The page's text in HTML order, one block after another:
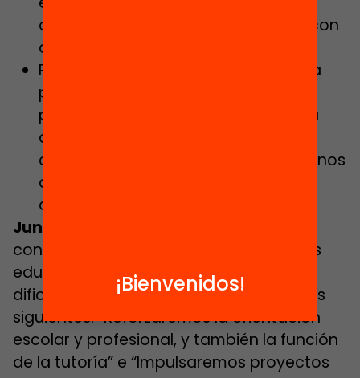
ordinarios con apoyo o en centros con
aulas específicas de apoyo.
Pondremos en marcha un programa
para aumentar el número de
profesores de apoyo y atención a la
diversidad, especialmente en los
centros con mayor número de alumnos
de entornos socioeconómicos
desfavorecidos.
Junts:
contempla el reto de garantizar apoyos
educativos para los alumnos con más
dificultades. Recogen medidas como las
siguientes: “Reforzaremos la orientación
escolar y profesional, y también la función
de la tutoría” e “Impulsaremos proyectos
¡Bienvenidos!